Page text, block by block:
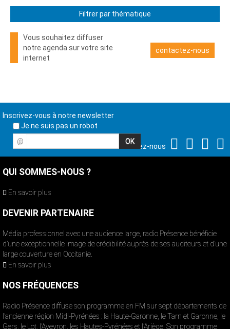
Filtrer par thématique
Vous souhaitez diffuser
notre agenda sur votre site
internet
contactez-nous
Inscrivez-vous à notre newsletter
Je ne suis pas un robot
@
Suivez-nous
QUI SOMMES-NOUS ?
En savoir plus
DEVENIR PARTENAIRE
Média professionnel avec une audience large, radio Présence bénéficie
d’une exceptionnelle image de crédibilité auprès de ses auditeurs et d’une
large couverture en Occitanie.
En savoir plus
NOS FRÉQUENCES
Radio Présence diffuse son programme en FM sur sept départements de
l’ancienne région Midi-Pyrénées : la Haute-Garonne, le Tarn et Garonne, le
Gers, le Lot, l’Aveyron, les Hautes-Pyrénées et l’Ariège. Son programme